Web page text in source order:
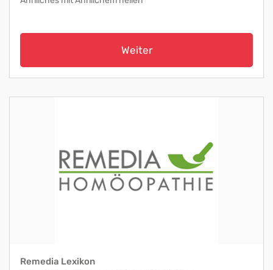
Weiter
Remedia Lexikon